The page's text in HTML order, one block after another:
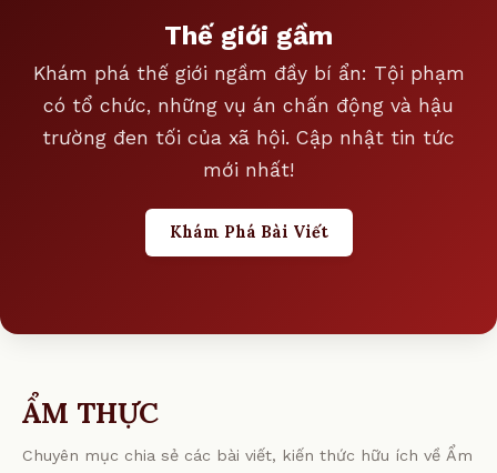
Thế giới gầm
Khám phá thế giới ngầm đầy bí ẩn: Tội phạm
có tổ chức, những vụ án chấn động và hậu
trường đen tối của xã hội. Cập nhật tin tức
mới nhất!
Khám Phá Bài Viết
ẨM THỰC
Chuyên mục chia sẻ các bài viết, kiến thức hữu ích về Ẩm